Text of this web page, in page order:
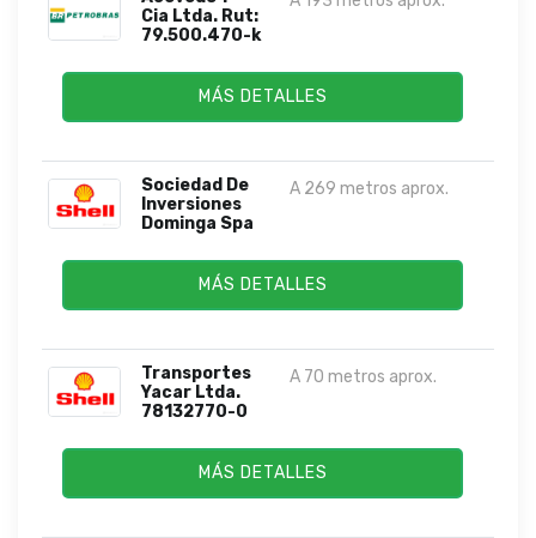
Cia Ltda. Rut:
79.500.470-k
MÁS DETALLES
Sociedad De
Inversiones
Dominga Spa
A 269 metros aprox.
MÁS DETALLES
Transportes
Yacar Ltda.
78132770-0
A 70 metros aprox.
MÁS DETALLES